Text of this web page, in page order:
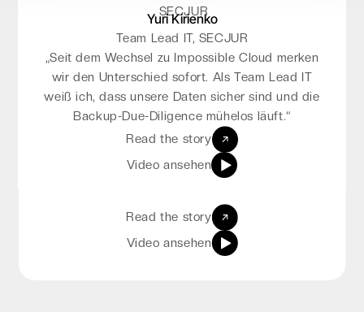
Yuri Kirienko
Team Lead IT, SECJUR
„Seit dem Wechsel zu Impossible Cloud merken
wir den Unterschied sofort. Als Team Lead IT
weiß ich, dass unsere Daten sicher sind und die
Backup-Due-Diligence mühelos läuft.“
Read the story
Video ansehen
Nikolaos Anagnostopoulos
Cloud Product Manager, interworks.cloud
"Impossible Cloud ist DSGVO-konform, das steht
für uns an erster Stelle, dazu kommen
Enterprise-Sicherheit, nahtlose Integration und
einfache Bereitstellung und das alles zu einem
Read the story
Video ansehen